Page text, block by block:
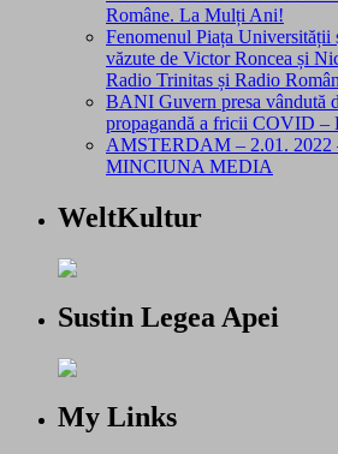
Române. La Mulți Ani!
Fenomenul Piața
văzute de Victor Roncea și
Radio Trinitas și Radio
BANI Guvern presa vândută
propagandă a fricii COVID –
AMSTERDAM – 2.01. 2022
MINCIUNA MEDIA
WeltKultur
Sustin Legea Apei
My Links